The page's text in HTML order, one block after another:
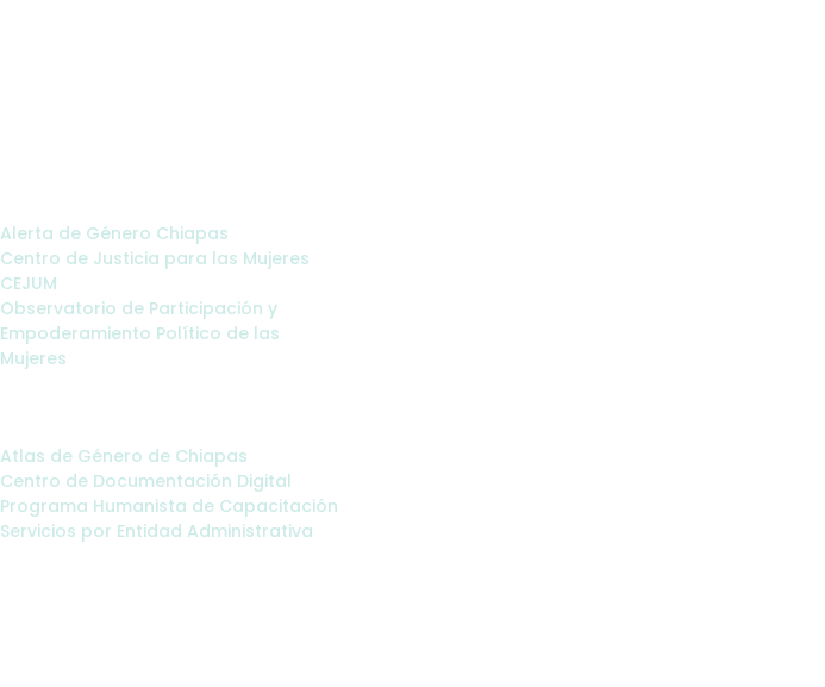
Alerta de Género Chiapas
Centro de Justicia para las Mujeres
CEJUM
Observatorio de Participación y
Empoderamiento Político de las
Mujeres
Atlas de Género de Chiapas
Centro de Documentación Digital
Programa Humanista de Capacitación
Servicios por Entidad Administrativa